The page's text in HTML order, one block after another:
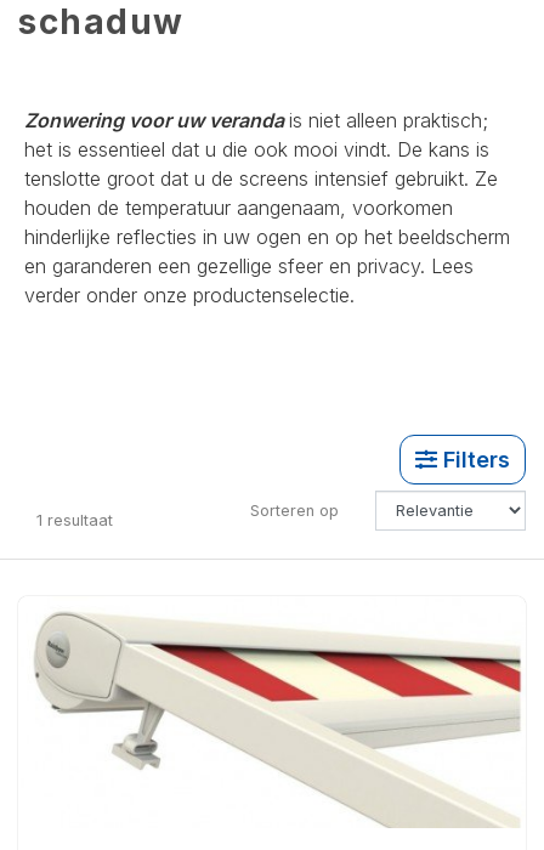
schaduw
Zonwering voor uw verandais niet alleen praktisch;
het is essentieel dat u die ook mooi vindt. De kans is
tenslotte groot dat u de screens intensief gebruikt. Ze
houden de temperatuur aangenaam, voorkomen
hinderlijke reflecties in uw ogen en op het beeldscherm
en garanderen een gezellige sfeer en privacy. Lees
verder onder onze productenselectie.
Filters
1 resultaat Sorteren op